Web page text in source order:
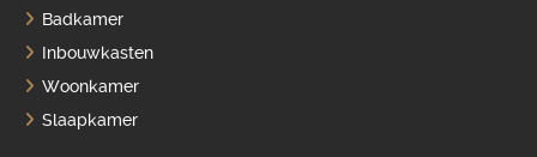
Badkamer
Inbouwkasten
Woonkamer
Slaapkamer
ONDERHOUDSPRODUCTEN